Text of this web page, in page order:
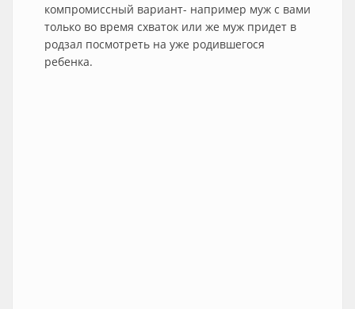
компромиссный вариант- например муж с вами
только во время схваток или же муж придет в
родзал посмотреть на уже родившегося
ребенка.